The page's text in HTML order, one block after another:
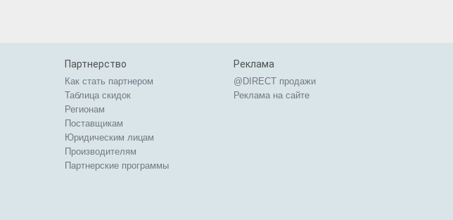
Партнерство
Как стать партнером
Таблица скидок
Регионам
Поставщикам
Юридическим лицам
Производителям
Партнерские программы
Реклама
@DIRECT продажи
Реклама на сайте